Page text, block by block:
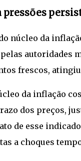
núcleo da
autoridades
frescos, atingiu
da inflação
dos preços,
de esse
a choques